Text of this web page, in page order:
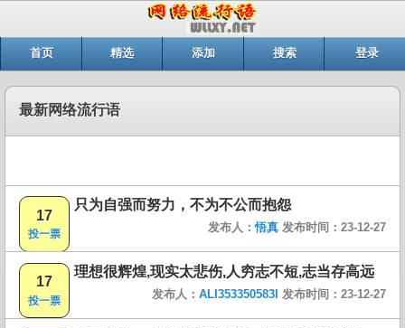
首页 精选 添加 搜索 登录
最新网络流行语
17
投一票
只为自强而努力，不为不公而抱怨
发布人：悟真 发布时间：23-12-27
17
投一票
理想很辉煌,现实太悲伤,人穷志不短,志当存高远
发布人： ALI353350583I 发布时间：23-12-27